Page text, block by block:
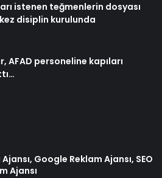
istenen teğmenlerin dosyası
disiplin kurulunda
AFAD personeline kapıları
Google Reklam Ajansı, SEO
Ajansı